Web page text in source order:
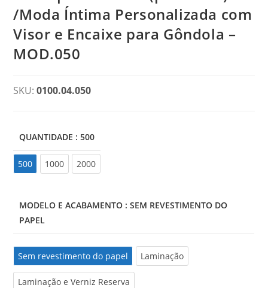
/Moda Íntima Personalizada com
Visor e Encaixe para Gôndola –
MOD.050
SKU:0100.04.050
QUANTIDADE : 500
500
500 1000 2000
MODELO E ACABAMENTO : SEM REVESTIMENTO DO
PAPEL
Sem revestimento do papel
Sem revestimento do papel Laminação
Laminação e Verniz Reserva